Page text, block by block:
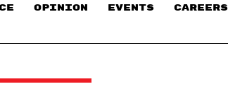
OPINION EVENTS CAREERS